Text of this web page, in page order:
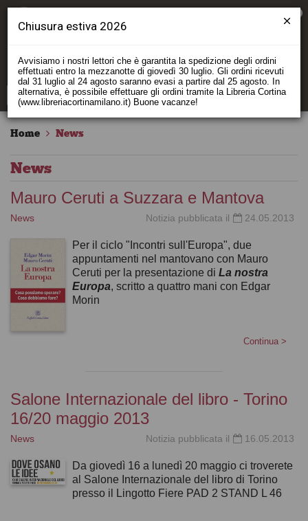
Home News
News
Mauro Ceruti a Suzzara e Mantova
News Notizia pubblicata il 24.05.2013
Per il ciclo "Incontri sull'Europa", due
appuntamenti nel mantovano con Mauro
Ceruti per la presentazione di La nostra
Europa, scritto a quattro mani con Edgar
Morin
Continua >
Salone Internazionale del libro - Torino
16/20 maggio 2013
News Notizia pubblicata il 16.05.2013
Da giovedì 16 a lunedì 20 maggio ci troverete
al Salone Internazionale del libro di Torino
presso il Lingotto Fiere PAD 2 STAND L 46
Chiusura estiva 2026
Avvisiamo i nostri lettori che è garantita la spedizione degli ordini
effettuati entro la mezzanotte di giovedì 30 luglio. Gli ordini ricevuti
dal 31 luglio al 24 agosto saranno evasi a partire dal 25 agosto. In
alternativa, è possibile effettuare gli ordini tramite la Libreria Cortina
(www.libreriacortinamilano.it) Buone vacanze!